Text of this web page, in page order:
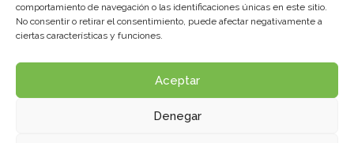
comportamiento de navegación o las identificaciones únicas en este sitio.
No consentir o retirar el consentimiento, puede afectar negativamente a
ciertas características y funciones.
Aceptar
Denegar
This course is only available for registered
Click here to login